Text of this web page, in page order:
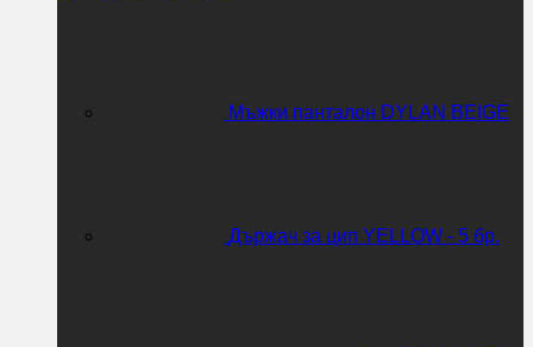
Мъжки панталон DYLAN BEIGE
Държач за цип YELLOW - 5 бр.